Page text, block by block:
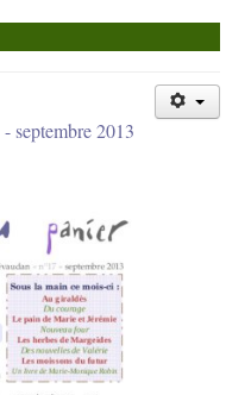
- septembre 2013